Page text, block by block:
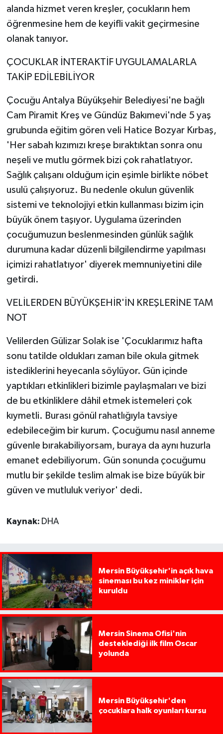
alanda hizmet veren kreşler, çocukların hem
öğrenmesine hem de keyifli vakit geçirmesine
olanak tanıyor.
ÇOCUKLAR İNTERAKTİF UYGULAMALARLA
TAKİP EDİLEBİLİYOR
Çocuğu Antalya Büyükşehir Belediyesi'ne bağlı
Cam Piramit Kreş ve Gündüz Bakımevi'nde 5 yaş
grubunda eğitim gören veli Hatice Bozyar Kırbaş,
'Her sabah kızımızı kreşe bıraktıktan sonra onu
neşeli ve mutlu görmek bizi çok rahatlatıyor.
Sağlık çalışanı olduğum için eşimle birlikte nöbet
usulü çalışıyoruz. Bu nedenle okulun güvenlik
sistemi ve teknolojiyi etkin kullanması bizim için
büyük önem taşıyor. Uygulama üzerinden
çocuğumuzun beslenmesinden günlük sağlık
durumuna kadar düzenli bilgilendirme yapılması
içimizi rahatlatıyor' diyerek memnuniyetini dile
getirdi.
VELİLERDEN BÜYÜKŞEHİR'İN KREŞLERİNE TAM
NOT
Velilerden Gülizar Solak ise 'Çocuklarımız hafta
sonu tatilde oldukları zaman bile okula gitmek
istediklerini heyecanla söylüyor. Gün içinde
yaptıkları etkinlikleri bizimle paylaşmaları ve bizi
de bu etkinliklere dâhil etmek istemeleri çok
kıymetli. Burası gönül rahatlığıyla tavsiye
edebileceğim bir kurum. Çocuğumu nasıl anneme
güvenle bırakabiliyorsam, buraya da aynı huzurla
emanet edebiliyorum. Gün sonunda çocuğumu
mutlu bir şekilde teslim almak ise bize büyük bir
güven ve mutluluk veriyor' dedi.
Kaynak: DHA
Mersin Büyükşehir'in açık hava
sineması bu kez minikler için
kuruldu
Mersin Sinema Ofisi'nin
desteklediği ilk film Oscar
yolunda
Mersin Büyükşehir'den
çocuklara halk oyunları kursu